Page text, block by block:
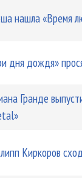
нашла «Время
дня дождя»
Гранде
Киркоров